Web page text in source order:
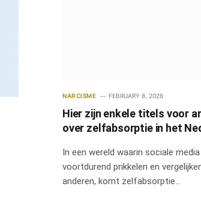
NARCISME FEBRUARY 8, 2026
Hier zijn enkele titels voor
over zelfabsorptie in het
In een wereld waarin sociale
voortdurend prikkelen en
anderen, komt zelfabsorptie…